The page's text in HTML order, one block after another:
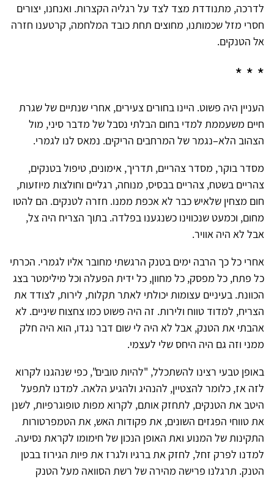
לדרכה, מתנודדת מצד לצד על רגליה הקצרות. ואנחנו, יצורים
חסרי מזל שכמותנו, מחוצים תחת כובד המלחמה, קרטענו חזרה
אל הטנקים.
* * *
העניין היה פשוט. היינו בחורים צעירים, אחרי שנתיים של שגרת
חיים משעממת למדי בחום הבלתי נסבל של מדבר סיני, מול
הצהוב הלא–נגמר של המרחבים הריקים. נמאס לנו לגמרי.
מסדר בוקר, מסדר צהריים, תדריך, אימונים, טיפול בטנקים,
צהריים בשטח, צהריים בבסיס, מנוחה, רגליים וחולצות מיוזעות,
חום מצחין שלאיש כבר לא אכפת ממנו. חזרה לטנקים. הם להטו
מחום, וכמעט שנכווינו כשנגענו בפלדה. בתוך הצריח היה צל,
אבל לא היה אוויר.
אחרי כל כך הרבה ימים בטנק הרגשתי מחובר אליו לגמרי. הכרתי
כל פתח, כל מפסק, כל מחוון, כל ידית הפעלה וכל מילימטר בצג
הכוונת. בעיניים עצומות יכולתי לאתר תקלות, לירות, לצודד את
הצריח, למדוד טווח ולירות. זה היה פשוט כמו צחצוח שיניים. לא
אהבתי את הטנק, אבל לא היה לי שום דבר נגדו, הוא היה חלק
ממני וזה גם היה היחס שלי לעצמי.
באופן טבעי רצינו להשתכלל, "להיות טובים", כפי שנהגנו לקרוא
לזה אז, כלומר להצטיין, להנהיג ולהגיע הלאה. למדנו לתפעל
היטב את הטנקים, לתחזק אותם, לקרוא מפות טופוגרפיות, לשנן
את טווחי הפגזים השונים, את פקודות האש, את הטמפרטורות
התקינות של המנוע ואת האופן הנכון של חימומו לקראת נסיעה.
למדנו לפרק זחל, לחזק את ברגיו ולגרז את פיות הגירוז בבטן
הטנק. תרגלנו פרישה מהירה של רשת הסוואה מעל הטנק